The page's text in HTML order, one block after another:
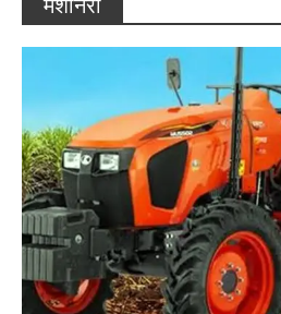
कमजोर मॉनसून और अल नीनो के साए